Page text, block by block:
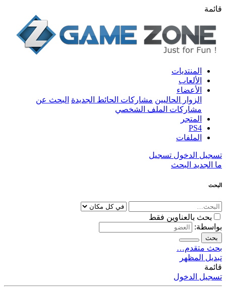
قائمة
المنتديات
الألعاب
الأعضاء
الزوار الحاليين مشاركات الحائط الجديدة البحث عن
مشاركات الملف الشخصي
المتجر
PS4
الملفات
تسجيل الدخول تسجيل
ما الجديد البحث
البحث
بحث بالعناوين فقط
بواسطة:
بحث
بحث متقدم…
تبديل المظهر
قائمة
تسجيل الدخول